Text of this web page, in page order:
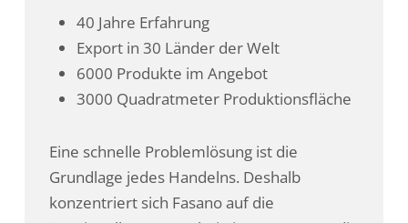
40 Jahre Erfahrung
Export in 30 Länder der Welt
6000 Produkte im Angebot
3000 Quadratmeter Produktionsfläche
Eine schnelle Problemlösung ist die
Grundlage jedes Handelns. Deshalb
konzentriert sich Fasano auf die